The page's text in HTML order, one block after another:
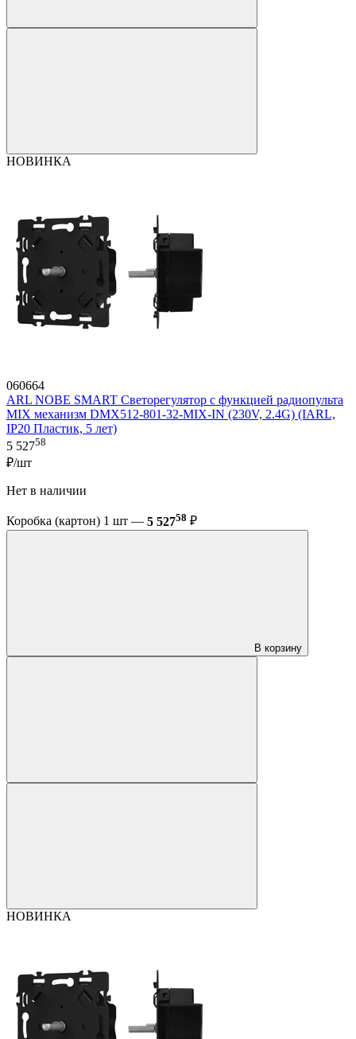
НОВИНКА
060664
ARL NOBE SMART Светорегулятор с функцией радиопульта
MIX механизм DMX512-801-32-MIX-IN (230V, 2.4G) (IARL,
IP20 Пластик, 5 лет)
5 52758
₽/шт
Нет в наличии
Коробка (картон) 1 шт — 5 52758 ₽
В корзину
НОВИНКА